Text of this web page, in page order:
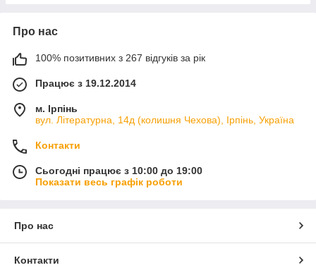
Про нас
100% позитивних з 267 відгуків за рік
Працює з 19.12.2014
м. Ірпінь
вул. Літературна, 14д (колишня Чехова), Ірпінь, Україна
Контакти
Сьогодні працює з 10:00 до 19:00
Показати весь графік роботи
Про нас
Контакти